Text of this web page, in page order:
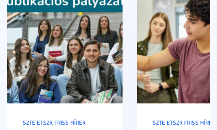
SZTE ETSZK FRISS HÍREK SZTE ETSZK FRISS HÍREK